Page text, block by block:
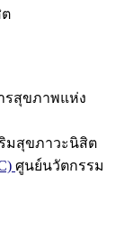
รสุขภาพแห่ง
มสุขภาวะนิสิต
ศูนย์นวัตกรรม